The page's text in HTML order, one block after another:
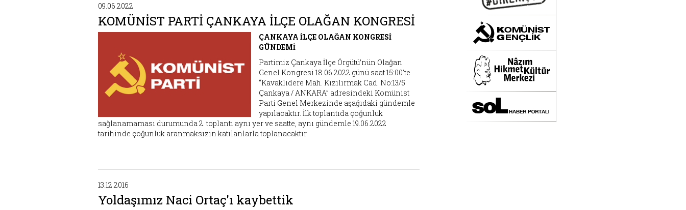
09.06.2022
KOMÜNİST PARTİ ÇANKAYA İLÇE OLAĞAN KONGRESİ
ÇANKAYA İLÇE OLAĞAN KONGRESİ
GÜNDEMİ
Partimiz Çankaya İlçe Örgütü’nün Olağan
Genel Kongresi 18.06.2022 günü saat 15:00'te
“Kavaklıdere Mah. Kızılırmak Cad. No:13/5
Çankaya / ANKARA” adresindeki Komünist
Parti Genel Merkezinde aşağıdaki gündemle
yapılacaktır. İlk toplantıda çoğunluk
sağlanamaması durumunda 2. toplantı aynı yer ve saatte, aynı gündemle 19.06.2022
tarihinde çoğunluk aranmaksızın katılanlarla toplanacaktır.
13.12.2016
Yoldaşımız Naci Ortaç'ı kaybettik